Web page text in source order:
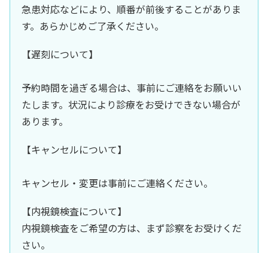
急患対応などにより、順番が前後することがありま
す。あらかじめご了承ください。
【遅刻について】
予約時間を過ぎる場合は、事前にご連絡をお願いい
たします。状況により診療をお受けできない場合が
あります。
【キャンセルについて】
キャンセル・変更は事前にご連絡ください。
【内視鏡検査について】
内視鏡検査をご希望の方は、まず診察をお受けくだ
さい。